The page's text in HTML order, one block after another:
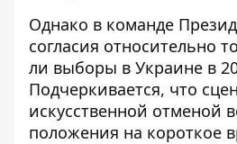
Однако в команде
согласия относительно
ли выборы в Украине в
Подчеркивается, что
искусственной отменой
положения на короткое